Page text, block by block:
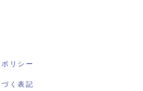
リシー
く表記